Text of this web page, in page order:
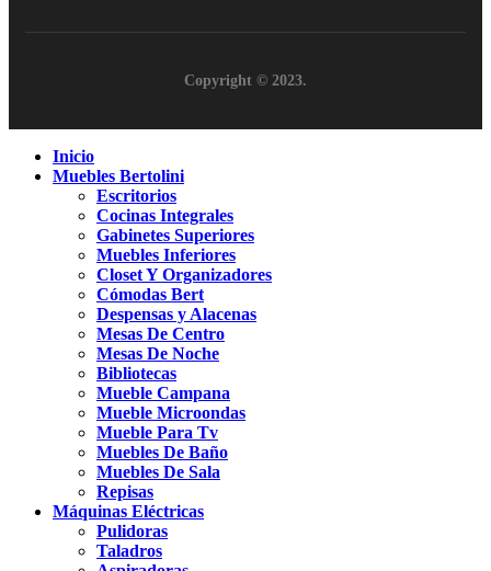
Copyright © 2023.
Inicio
Muebles Bertolini
Escritorios
Cocinas Integrales
Gabinetes Superiores
Muebles Inferiores
Closet Y Organizadores
Cómodas Bert
Despensas y Alacenas
Mesas De Centro
Mesas De Noche
Bibliotecas
Mueble Campana
Mueble Microondas
Mueble Para Tv
Muebles De Baño
Muebles De Sala
Repisas
Máquinas Eléctricas
Pulidoras
Taladros